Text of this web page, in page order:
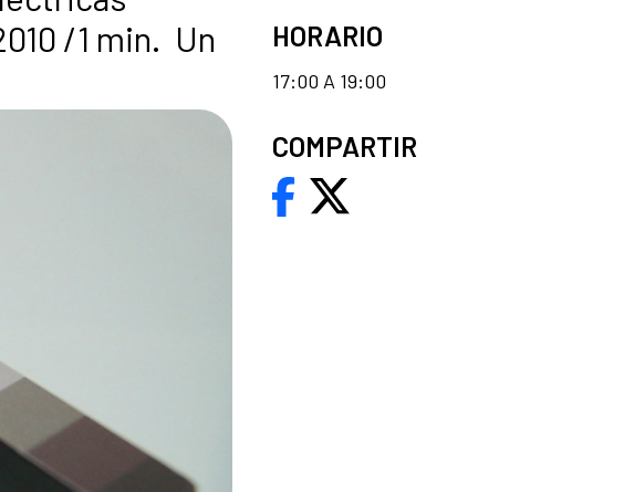
/1 min. Un
HORARIO
17:00 A 19:00
COMPARTIR